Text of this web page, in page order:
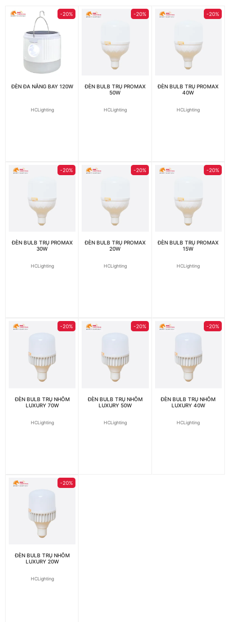
-20%
ĐÈN ĐA NĂNG BAY 120W
HCLighting
-20%
ĐÈN BULB TRỤ PROMAX
50W
HCLighting
-20%
ĐÈN BULB TRỤ PROMAX
40W
HCLighting
-20%
ĐÈN BULB TRỤ PROMAX
30W
HCLighting
-20%
ĐÈN BULB TRỤ PROMAX
20W
HCLighting
-20%
ĐÈN BULB TRỤ PROMAX
15W
HCLighting
-20%
ĐÈN BULB TRỤ NHÔM
LUXURY 70W
HCLighting
-20%
ĐÈN BULB TRỤ NHÔM
LUXURY 50W
HCLighting
-20%
ĐÈN BULB TRỤ NHÔM
LUXURY 40W
HCLighting
-20%
ĐÈN BULB TRỤ NHÔM
LUXURY 20W
HCLighting